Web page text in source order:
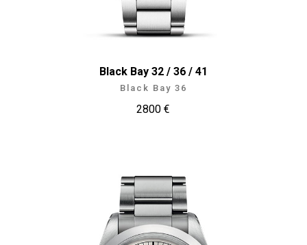
Black Bay 32 / 36 / 41
Black Bay 36
2800 €